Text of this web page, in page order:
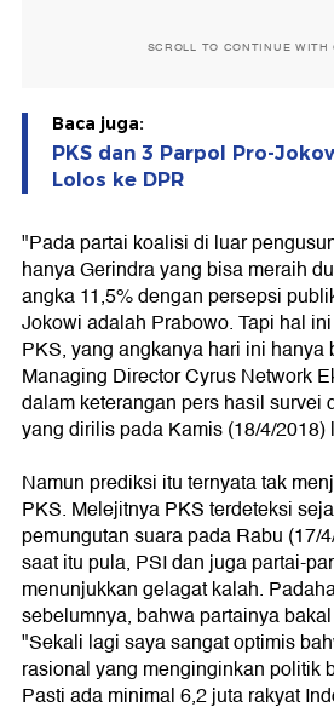
SCROLL TO CONTINUE WITH
Baca juga:
PKS dan 3 Parpol Pro-
Lolos ke DPR
"Pada partai koalisi di luar
hanya Gerindra yang bisa meraih
angka 11,5% dengan persepsi
Jokowi adalah Prabowo. Tapi hal
PKS, yang angkanya hari ini hanya
Managing Director Cyrus Network
dalam keterangan pers hasil survei
yang dirilis pada Kamis (18/4/2018)
Namun prediksi itu ternyata tak
PKS. Melejitnya PKS terdeteksi
pemungutan suara pada Rabu (17/
saat itu pula, PSI dan juga partai-
menunjukkan gelagat kalah.
sebelumnya, bahwa partainya
"Sekali lagi saya sangat optimis
rasional yang menginginkan politik
Pasti ada minimal 6,2 juta rakyat